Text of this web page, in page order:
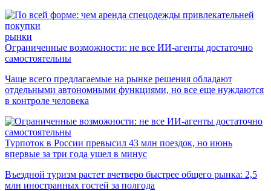
рынки
Ограниченные возможности: не все ИИ-агенты достаточно
самостоятельны
Чаще всего предлагаемые на рынке решения обладают
отдельными автономными функциями, но все еще нуждаются
в контроле человека
Турпоток в России превысил 43 млн поездок, но июнь
впервые за три года ушел в минус
Въездной туризм растет вчетверо быстрее общего рынка: 2,5
млн иностранных гостей за полгода